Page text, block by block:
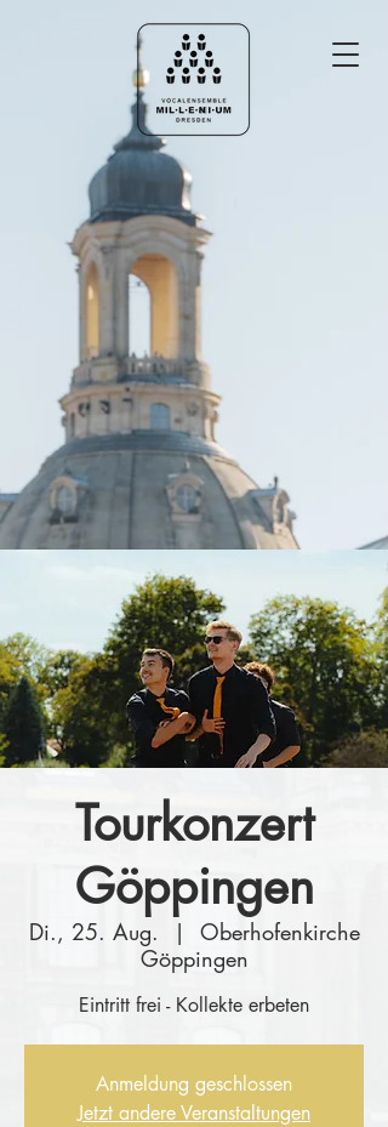
Tourkonzert
Göppingen
Di., 25. Aug.
  |
Oberhofenkirche
Göppingen
Eintritt frei - Kollekte erbeten
Anmeldung geschlossen
Jetzt andere Veranstaltungen